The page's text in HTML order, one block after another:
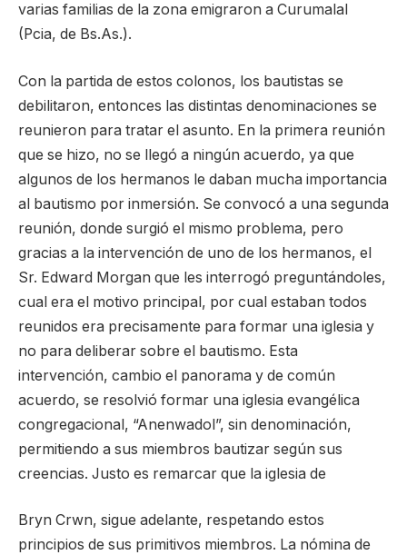
varias familias de la zona emigraron a Curumalal
(Pcia, de Bs.As.).
Con la partida de estos colonos, los bautistas se
debilitaron, entonces las distintas denominaciones se
reunieron para tratar el asunto. En la primera reunión
que se hizo, no se llegó a ningún acuerdo, ya que
algunos de los hermanos le daban mucha importancia
al bautismo por inmersión. Se convocó a una segunda
reunión, donde surgió el mismo problema, pero
gracias a la intervención de uno de los hermanos, el
Sr. Edward Morgan que les interrogó preguntándoles,
cual era el motivo principal, por cual estaban todos
reunidos era precisamente para formar una iglesia y
no para deliberar sobre el bautismo. Esta
intervención, cambio el panorama y de común
acuerdo, se resolvió formar una iglesia evangélica
congregacional, “Anenwadol”, sin denominación,
permitiendo a sus miembros bautizar según sus
creencias. Justo es remarcar que la iglesia de
Bryn Crwn, sigue adelante, respetando estos
principios de sus primitivos miembros. La nómina de